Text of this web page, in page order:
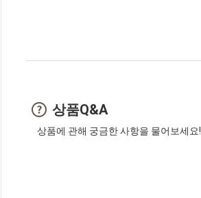
상품Q&A
상품에 관해 궁금한 사항을 물어보세요!